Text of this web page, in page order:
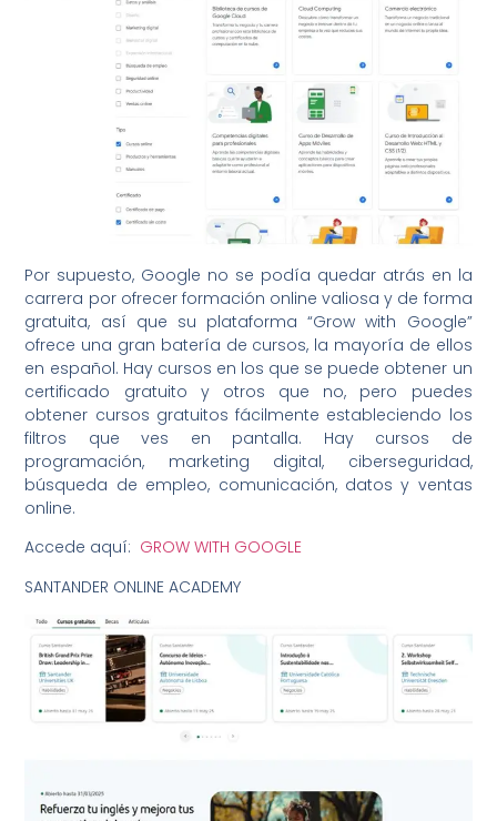
Por supuesto, Google no se podía quedar atrás en la
carrera por ofrecer formación online valiosa y de forma
gratuita, así que su plataforma “Grow with Google”
ofrece una gran batería de cursos, la mayoría de ellos
en español. Hay cursos en los que se puede obtener un
certificado gratuito y otros que no, pero puedes
obtener cursos gratuitos fácilmente estableciendo los
filtros que ves en pantalla. Hay cursos de
programación, marketing digital, ciberseguridad,
búsqueda de empleo, comunicación, datos y ventas
online.
Accede aquí: GROW WITH GOOGLE
SANTANDER ONLINE ACADEMY